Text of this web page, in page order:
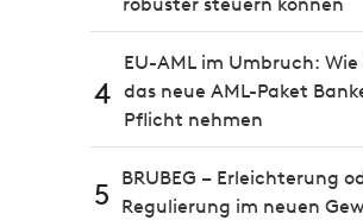
robuster steuern können
4
EU-AML im Umbruch: Wie
das neue AML-Paket
Pflicht nehmen
5
BRUBEG – Erleichterung
Regulierung im neuen